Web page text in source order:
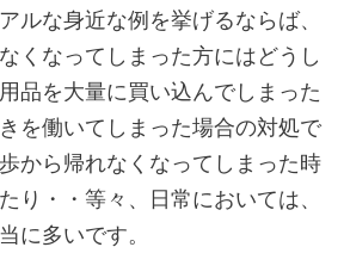
ルな身近な例を挙げるならば、
くなってしまった方にはどうし
品を大量に買い込んでしまった
を働いてしまった場合の対処で
から帰れなくなってしまった時
り・・等々、日常においては、
に多いです。